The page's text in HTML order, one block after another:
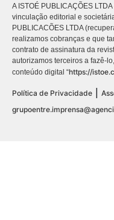
A ISTOÉ PUBLICAÇÕES
vinculação editorial e
PUBLICACÕES LTDA
realizamos cobranças e que
contrato de assinatura da
autorizamos terceiros a fazê-
conteúdo digital “https://
Política de Privacidade